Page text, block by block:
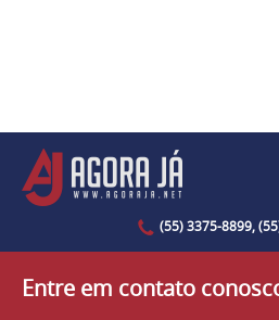
(55) 3375-8899,
Entre em contato